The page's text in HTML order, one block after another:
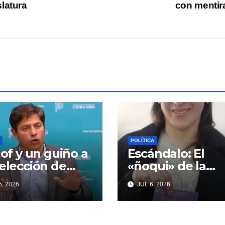
con
y un guiño a
de
que
espera
2026
POLÍTICA
Escándalo: El
«ñoqui» de la
Legislatura
vinculado a la
concejal
JUL 6, 2026